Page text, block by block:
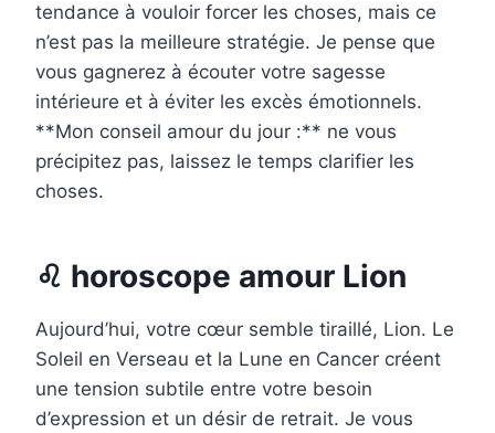
tendance à vouloir forcer les choses, mais ce
n’est pas la meilleure stratégie. Je pense que
vous gagnerez à écouter votre sagesse
intérieure et à éviter les excès émotionnels.
**Mon conseil amour du jour :** ne vous
précipitez pas, laissez le temps clarifier les
choses.
♌ horoscope amour Lion
Aujourd’hui, votre cœur semble tiraillé, Lion. Le
Soleil en Verseau et la Lune en Cancer créent
une tension subtile entre votre besoin
d’expression et un désir de retrait. Je vous